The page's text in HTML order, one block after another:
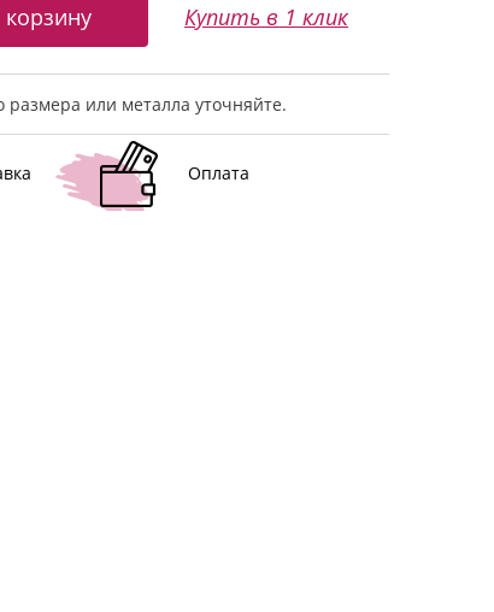
Купить в 1 клик
размера или металла уточняйте.
Оплата